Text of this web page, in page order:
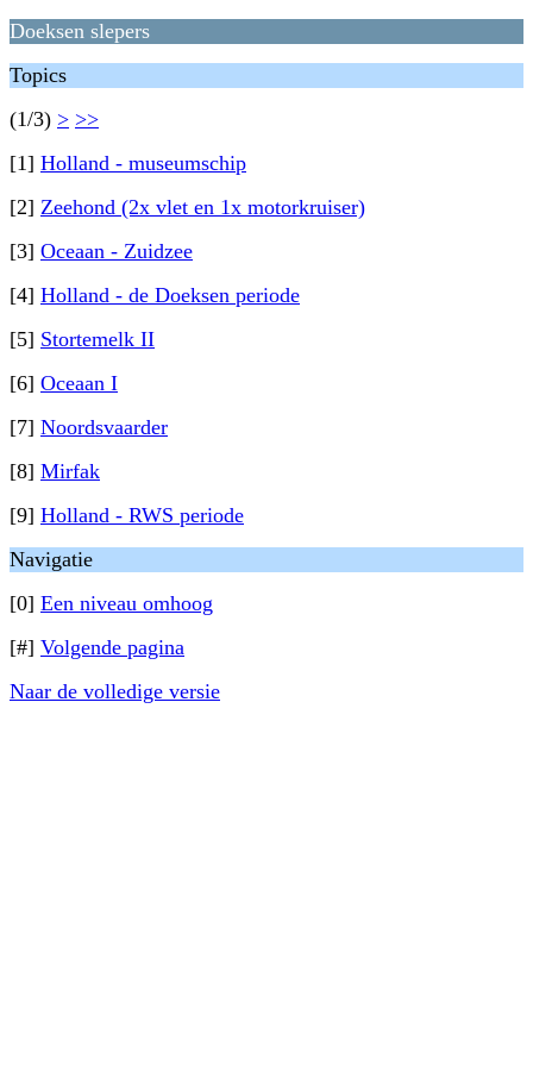
Doeksen slepers
Topics
(1/3) > >>
[1] Holland - museumschip
[2] Zeehond (2x vlet en 1x motorkruiser)
[3] Oceaan - Zuidzee
[4] Holland - de Doeksen periode
[5] Stortemelk II
[6] Oceaan I
[7] Noordsvaarder
[8] Mirfak
[9] Holland - RWS periode
Navigatie
[0] Een niveau omhoog
[#] Volgende pagina
Naar de volledige versie